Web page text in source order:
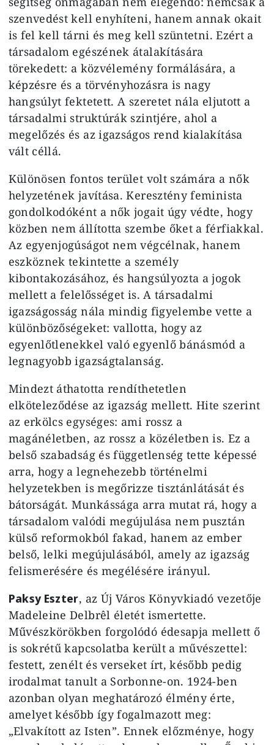
szenvedést kell enyhíteni, hanem annak okait
is fel kell tárni és meg kell szüntetni. Ezért a
társadalom egészének átalakítására
törekedett: a közvélemény formálására, a
képzésre és a törvényhozásra is nagy
hangsúlyt fektetett. A szeretet nála eljutott a
társadalmi struktúrák szintjére, ahol a
megelőzés és az igazságos rend kialakítása
vált céllá.
Különösen fontos terület volt számára a nők
helyzetének javítása. Keresztény feminista
gondolkodóként a nők jogait úgy védte, hogy
közben nem állította szembe őket a férfiakkal.
Az egyenjogúságot nem végcélnak, hanem
eszköznek tekintette a személy
kibontakozásához, és hangsúlyozta a jogok
mellett a felelősséget is. A társadalmi
igazságosság nála mindig figyelembe vette a
különbözőségeket: vallotta, hogy az
egyenlőtlenekkel való egyenlő bánásmód a
legnagyobb igazságtalanság.
Mindezt áthatotta rendíthetetlen
elköteleződése az igazság mellett. Hite szerint
az erkölcs egységes: ami rossz a
magánéletben, az rossz a közéletben is. Ez a
belső szabadság és függetlenség tette képessé
arra, hogy a legnehezebb történelmi
helyzetekben is megőrizze tisztánlátását és
bátorságát. Munkássága arra mutat rá, hogy a
társadalom valódi megújulása nem pusztán
külső reformokból fakad, hanem az ember
belső, lelki megújulásából, amely az igazság
felismerésére és megélésére irányul.
Paksy Eszter, az Új Város Könyvkiadó vezetője
Madeleine Delbrêl életét ismertette.
Művészkörökben forgolódó édesapja mellett ő
is sokrétű kapcsolatba került a művészettel:
festett, zenélt és verseket írt, később pedig
irodalmat tanult a Sorbonne-on. 1924-ben
azonban olyan meghatározó élmény érte,
amelyet később így fogalmazott meg:
„Elvakított az Isten”. Ennek előzménye, hogy